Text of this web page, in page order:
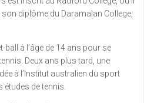
son diplôme du Daramalan College,
à l’âge de 14 ans pour se
Deux ans plus tard, une
à l’Institut australien du sport
études de tennis.